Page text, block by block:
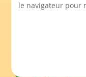
le navigateur pour